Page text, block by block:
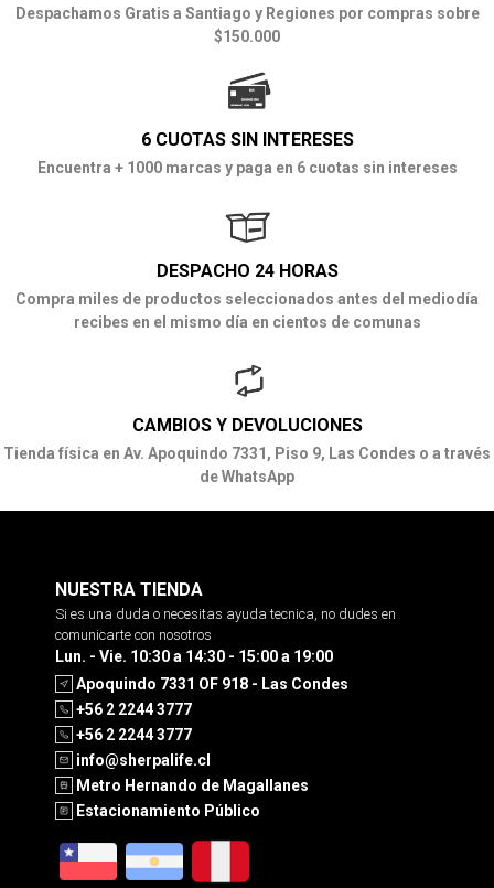
Despachamos Gratis a Santiago y Regiones por compras sobre
$150.000
6 CUOTAS SIN INTERESES
Encuentra + 1000 marcas y paga en 6 cuotas sin intereses
DESPACHO 24 HORAS
Compra miles de productos seleccionados antes del mediodía
recibes en el mismo día en cientos de comunas
CAMBIOS Y DEVOLUCIONES
Tienda física en Av. Apoquindo 7331, Piso 9, Las Condes o a través
de WhatsApp
NUESTRA TIENDA
Si es una duda o necesitas ayuda tecnica, no dudes en
comunicarte con nosotros
Lun. - Vie. 10:30 a 14:30 - 15:00 a 19:00
Apoquindo 7331 OF 918 - Las Condes
+56 2 2244 3777
+56 2 2244 3777
info@sherpalife.cl
Metro Hernando de Magallanes
Estacionamiento Público